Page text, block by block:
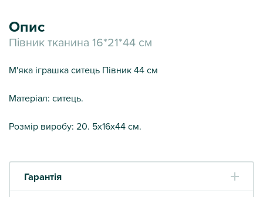
Опис
Півник тканина 16*21*44 см
М'яка іграшка ситець Півник 44 см
Матеріал: ситець.
Розмір виробу: 20. 5х16х44 см.
Гарантія